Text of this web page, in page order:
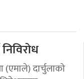
दार्चुलाको